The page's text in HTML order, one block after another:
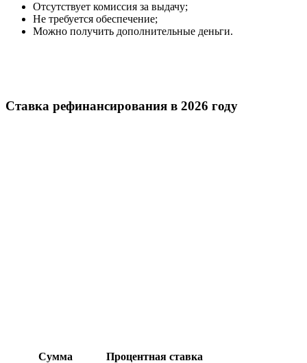
Отсутствует комиссия за выдачу;
Не требуется обеспечение;
Можно получить дополнительные деньги.
Ставка рефинансирования в 2026 году
Сумма
Процентная ставка